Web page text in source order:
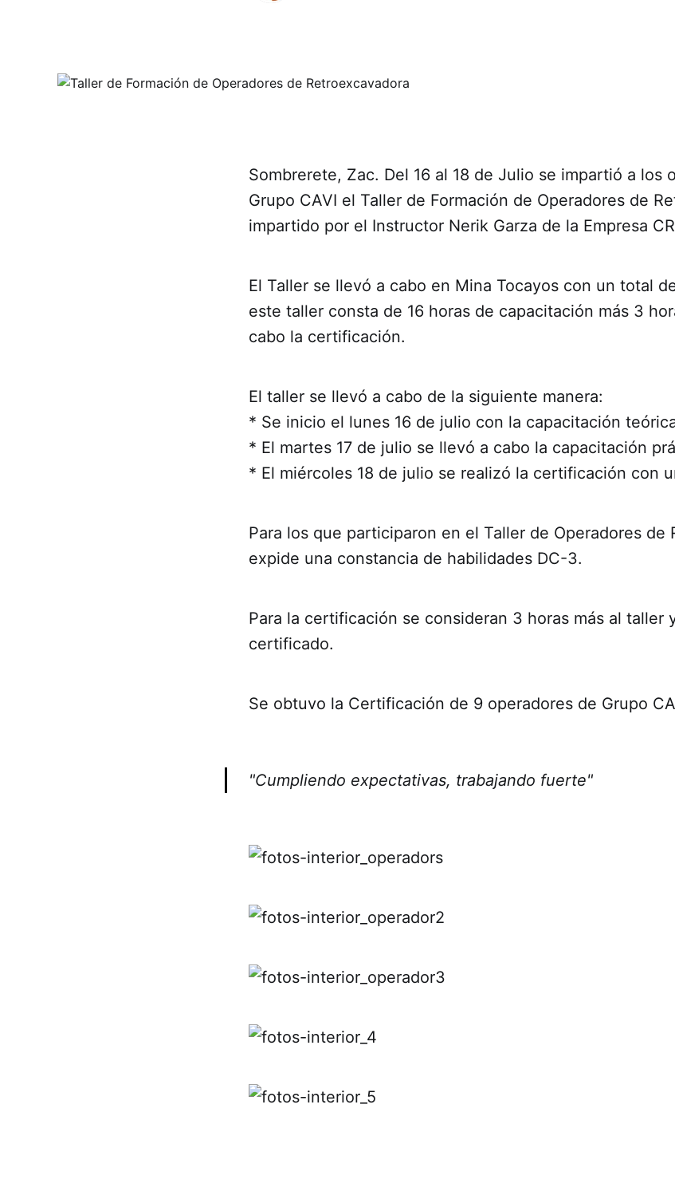
Sombrerete, Zac. Del 16 al 18 de Julio se impartió a los
Grupo CAVI el Taller de Formación de Operadores de
impartido por el Instructor Nerik Garza de la Empresa
El Taller se llevó a cabo en Mina Tocayos con un total
este taller consta de 16 horas de capacitación más 3
cabo la certificación.
El taller se llevó a cabo de la siguiente manera:
* Se inicio el lunes 16 de julio con la capacitación
* El martes 17 de julio se llevó a cabo la capacitación
* El miércoles 18 de julio se realizó la certificación con
Para los que participaron en el Taller de Operadores de
expide una constancia de habilidades DC-3.
Para la certificación se consideran 3 horas más al taller
certificado.
Se obtuvo la Certificación de 9 operadores de Grupo
"Cumpliendo expectativas, trabajando fuerte"